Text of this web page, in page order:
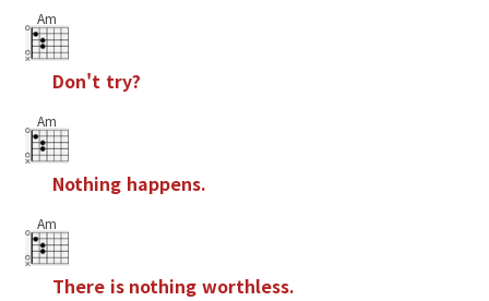
Am
Don't try?
Am
Nothing happens.
Am
There is nothing worthless.